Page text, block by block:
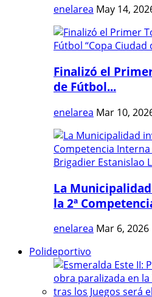
enelarea May 14,
Finalizó el
de Fútbol...
enelarea Mar 10,
La
la 2ª
enelarea Mar 6, 2026
Polideportivo